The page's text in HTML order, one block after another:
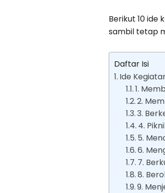
Berikut 10
sambil tetap
Daftar Isi
Ide
1.
2.
3.
4.
5.
6.
7.
8.
9.